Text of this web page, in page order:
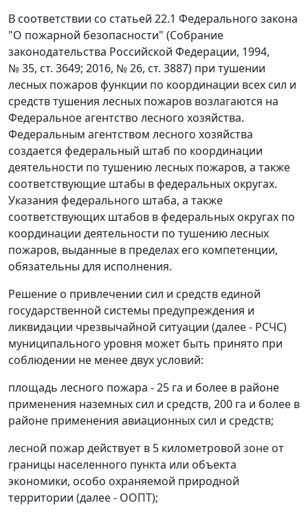
В соответствии со статьей 22.1 Федерального закона
"О пожарной безопасности" (Собрание
законодательства Российской Федерации, 1994,
№ 35, ст. 3649; 2016, № 26, ст. 3887) при тушении
лесных пожаров функции по координации всех сил и
средств тушения лесных пожаров возлагаются на
Федеральное агентство лесного хозяйства.
Федеральным агентством лесного хозяйства
создается федеральный штаб по координации
деятельности по тушению лесных пожаров, а также
соответствующие штабы в федеральных округах.
Указания федерального штаба, а также
соответствующих штабов в федеральных округах по
координации деятельности по тушению лесных
пожаров, выданные в пределах его компетенции,
обязательны для исполнения.
Решение о привлечении сил и средств единой
государственной системы предупреждения и
ликвидации чрезвычайной ситуации (далее - РСЧС)
муниципального уровня может быть принято при
соблюдении не менее двух условий:
площадь лесного пожара - 25 га и более в районе
применения наземных сил и средств, 200 га и более в
районе применения авиационных сил и средств;
лесной пожар действует в 5 километровой зоне от
границы населенного пункта или объекта
экономики, особо охраняемой природной
территории (далее - ООПТ);